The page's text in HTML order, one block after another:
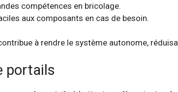
compétences en bricolage.
aux composants en cas de besoin.
à rendre le système autonome,
portails